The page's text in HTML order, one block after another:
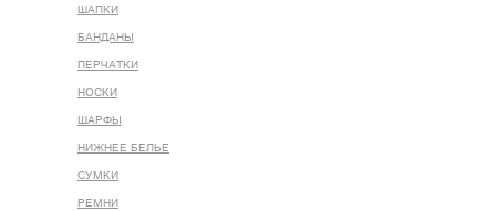
ШАПКИ
БАНДАНЫ
ПЕРЧАТКИ
НОСКИ
ШАРФЫ
НИЖНЕЕ БЕЛЬЕ
СУМКИ
РЕМНИ